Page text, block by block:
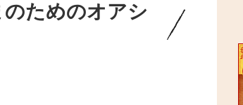
ためのオアシ